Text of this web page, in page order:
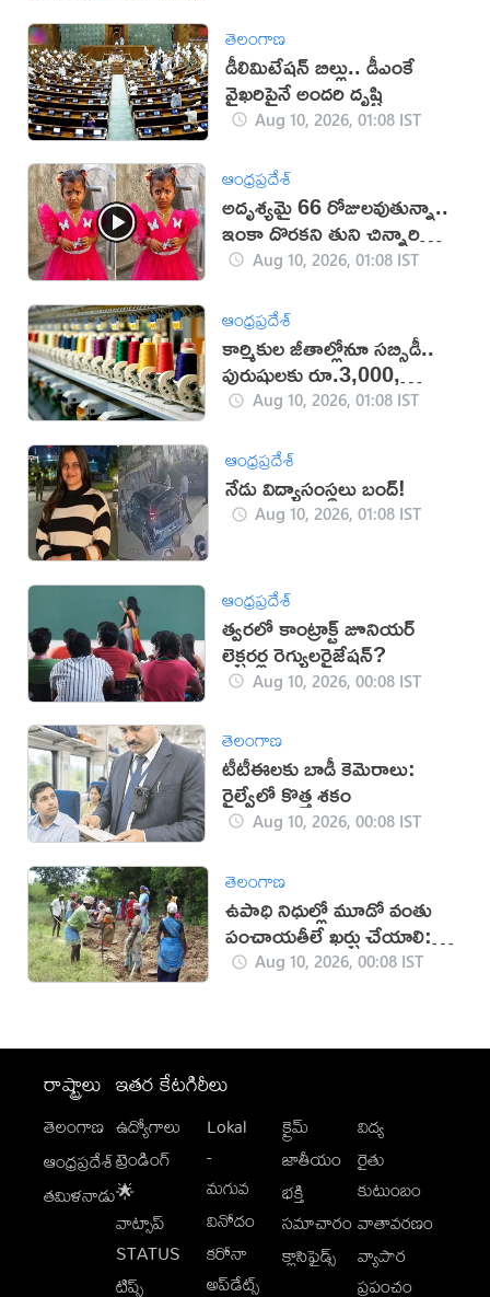
తెలంగాణ
డీలిమిటేషన్ బిల్లు.. డీఎంకే
వైఖరిపైనే అందరి దృష్టి
Aug 10, 2026, 01:08 IST
ఆంధ్రప్రదేశ్
అదృశ్యమై 66 రోజులవుతున్నా..
ఇంకా దొరకని తుని చిన్నారి
ఆచూకీ (VIDEO)
Aug 10, 2026, 01:08 IST
ఆంధ్రప్రదేశ్
కార్మికుల జీతాల్లోనూ సబ్సిడీ..
పురుషులకు రూ.3,000,
మహిళలకు రూ.3,500
Aug 10, 2026, 01:08 IST
ఆంధ్రప్రదేశ్
నేడు విద్యాసంస్థలు బంద్!
Aug 10, 2026, 01:08 IST
ఆంధ్రప్రదేశ్
త్వరలో కాంట్రాక్ట్‌ జూనియర్
లెక్చరర్ల రెగ్యులరైజేషన్?
Aug 10, 2026, 00:08 IST
తెలంగాణ
టీటీఈలకు బాడీ కెమెరాలు:
రైల్వేలో కొత్త శకం
Aug 10, 2026, 00:08 IST
తెలంగాణ
ఉపాధి నిధుల్లో మూడో వంతు
పంచాయతీలే ఖర్చు చేయాలి:
కేంద్రంAug 10, 2026, 00:08 IST
రాష్ట్రాలు
తెలంగాణ
ఆంధ్రప్రదేశ్
తమిళనాడు
ఇతర కేటగిరీలు
ఉద్యోగాలు
ట్రెండింగ్
🌟
వాట్సాప్
STATUS
టిప్స్
Lokal
-
మగువ
వినోదం
కరోనా
అప్‌డేట్స్
క్రైమ్
జాతీయం
భక్తి
సమాచారం
క్లాసిఫైడ్స్
విద్య
రైతు
కుటుంబం
వాతావరణం
వ్యాపార
ప్రపంచం